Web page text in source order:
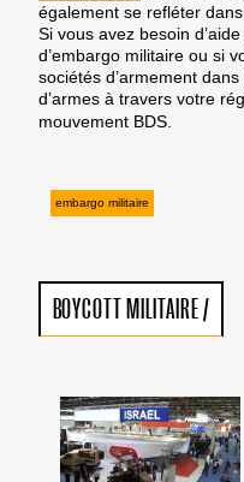
également se refléter
Si vous avez besoin
d’embargo militaire ou si
sociétés d’armement
d’armes à travers votre
mouvement BDS.
embargo militaire
BOYCOTT MILITAIRE/